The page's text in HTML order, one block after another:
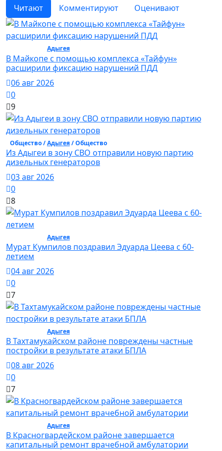
Читают Комментируют Оценивают
Адыгея/ Общество
В Майкопе с помощью комплекса «Тайфун»
расширили фиксацию нарушений ПДД
06 авг 2026
0
9
Общество /Адыгея/ Общество
Из Адыгеи в зону СВО отправили новую партию
дизельных генераторов
03 авг 2026
0
8
Адыгея/ Общество
Мурат Кумпилов поздравил Эдуарда Цеева с 60-
летием
04 авг 2026
0
7
Адыгея/ Общество
В Тахтамукайском районе повреждены частные
постройки в результате атаки БПЛА
08 авг 2026
0
7
Адыгея/ Общество
В Красногвардейском районе завершается
капитальный ремонт врачебной амбулатории